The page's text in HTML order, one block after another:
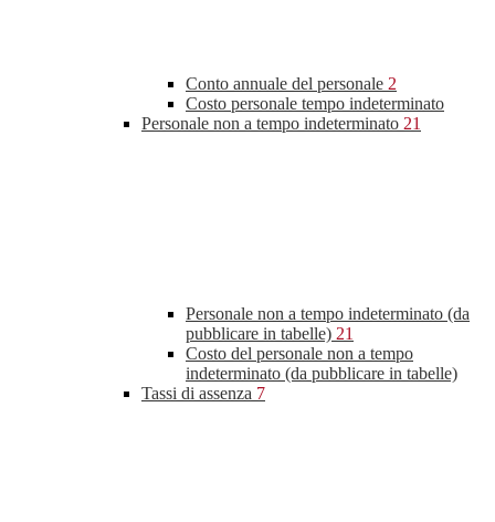
Conto annuale del personale 2
Costo personale tempo indeterminato
Personale non a tempo indeterminato 21
Personale non a tempo indeterminato (da
pubblicare in tabelle) 21
Costo del personale non a tempo
indeterminato (da pubblicare in tabelle)
Tassi di assenza 7